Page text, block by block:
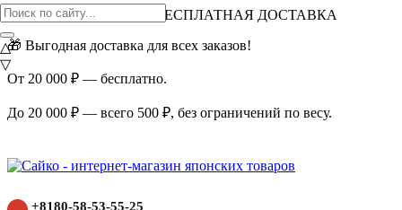
ВНИМАНИЕ АКЦИЯ!
БЕСПЛАТНАЯ ДОСТАВКА
🎁 Выгодная доставка для всех заказов!
От 20 000 ₽ — бесплатно.
До 20 000 ₽ — всего 500 ₽, без ограничений по весу.
+8180-58-53-55-25
△
▽